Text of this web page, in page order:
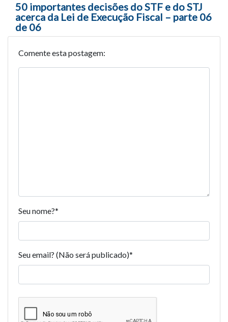
50 importantes decisões do STF e do STJ
acerca da Lei de Execução Fiscal – parte 06
de 06
Comente esta postagem:
Seu nome?*
Seu email? (Não será publicado)*